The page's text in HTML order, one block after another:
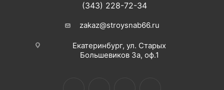
(343) 228-72-34
zakaz@stroysnab66.ru
Екатеринбург, ул. Старых
Большевиков 3а, оф.1